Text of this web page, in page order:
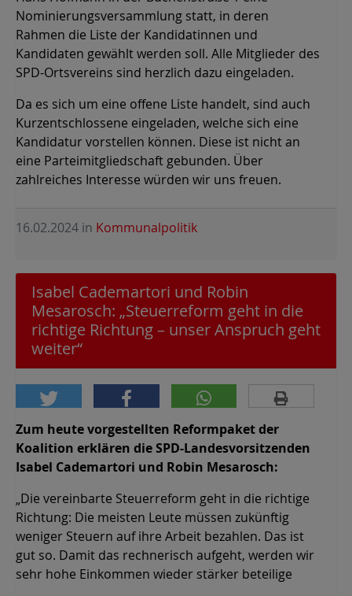
Nominierungsversammlung statt, in deren
Rahmen die Liste der Kandidatinnen und
Kandidaten gewählt werden soll. Alle Mitglieder des
SPD-Ortsvereins sind herzlich dazu eingeladen.
Da es sich um eine offene Liste handelt, sind auch
Kurzentschlossene eingeladen, welche sich eine
Kandidatur vorstellen können. Diese ist nicht an
eine Parteimitgliedschaft gebunden. Über
zahlreiches Interesse würden wir uns freuen.
16.02.2024 in Kommunalpolitik
Isabel Cademartori und Robin
Mesarosch: „Steuerreform geht in die
richtige Richtung – unser Anspruch geht
weiter“
Zum heute vorgestellten Reformpaket der
Koalition erklären die SPD-Landesvorsitzenden
Isabel Cademartori und Robin Mesarosch:
„Die vereinbarte Steuerreform geht in die richtige
Richtung: Die meisten Leute müssen zukünftig
weniger Steuern auf ihre Arbeit bezahlen. Das ist
gut so. Damit das rechnerisch aufgeht, werden wir
sehr hohe Einkommen wieder stärker beteilige